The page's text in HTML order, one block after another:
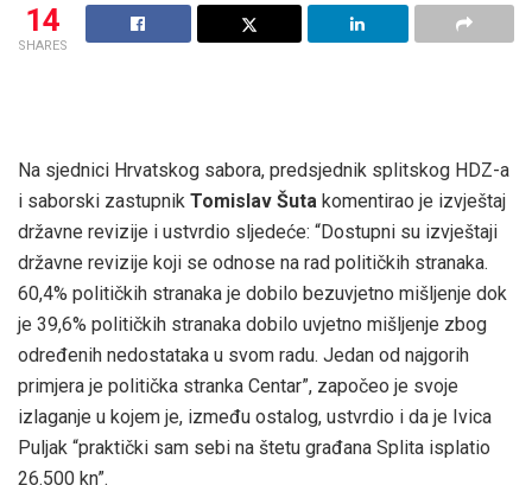
14
SHARES
Na sjednici Hrvatskog sabora, predsjednik splitskog HDZ-a
i saborski zastupnik Tomislav Šuta komentirao je izvještaj
državne revizije i ustvrdio sljedeće: “Dostupni su izvještaji
državne revizije koji se odnose na rad političkih stranaka.
60,4% političkih stranaka je dobilo bezuvjetno mišljenje dok
je 39,6% političkih stranaka dobilo uvjetno mišljenje zbog
određenih nedostataka u svom radu. Jedan od najgorih
primjera je politička stranka Centar”, započeo je svoje
izlaganje u kojem je, između ostalog, ustvrdio i da je Ivica
Puljak “praktički sam sebi na štetu građana Splita isplatio
26.500 kn”.